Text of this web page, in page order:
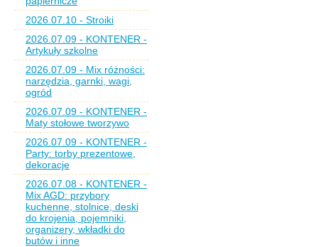
2026.07.10 - Stroiki
2026.07.09 - KONTENER -
Artykuły szkolne
2026.07.09 - Mix różności:
narzędzia, garnki, wagi,
ogród
2026.07.09 - KONTENER -
Maty stołowe tworzywo
2026.07.09 - KONTENER -
Party: torby prezentowe,
dekoracje
2026.07.08 - KONTENER -
Mix AGD: przybory
kuchenne, stolnice, deski
do krojenia, pojemniki,
organizery, wkładki do
butów i inne